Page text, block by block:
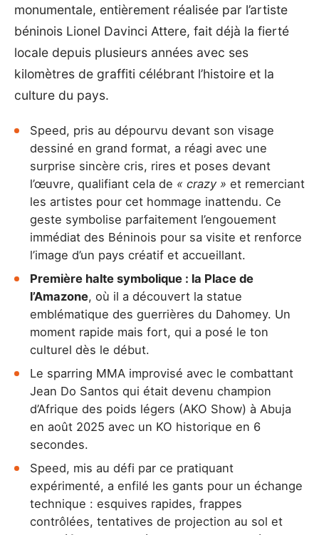
monumentale, entièrement réalisée par l’artiste
béninois Lionel Davinci Attere, fait déjà la fierté
locale depuis plusieurs années avec ses
kilomètres de graffiti célébrant l’histoire et la
culture du pays.
Speed, pris au dépourvu devant son visage
dessiné en grand format, a réagi avec une
surprise sincère cris, rires et poses devant
l’œuvre, qualifiant cela de « crazy » et remerciant
les artistes pour cet hommage inattendu. Ce
geste symbolise parfaitement l’engouement
immédiat des Béninois pour sa visite et renforce
l’image d’un pays créatif et accueillant.
Première halte symbolique : la Place de
l’Amazone, où il a découvert la statue
emblématique des guerrières du Dahomey. Un
moment rapide mais fort, qui a posé le ton
culturel dès le début.
Le sparring MMA improvisé avec le combattant
Jean Do Santos qui était devenu champion
d’Afrique des poids légers (AKO Show) à Abuja
en août 2025 avec un KO historique en 6
secondes.
Speed, mis au défi par ce pratiquant
expérimenté, a enfilé les gants pour un échange
technique : esquives rapides, frappes
contrôlées, tentatives de projection au sol et